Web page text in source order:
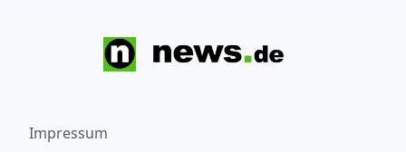
Impressum